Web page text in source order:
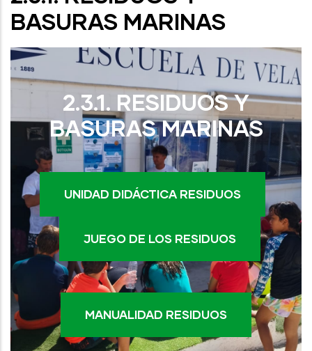
BASURAS MARINAS
2.3.1. RESIDUOS Y
BASURAS MARINAS
UNIDAD DIDÁCTICA RESIDUOS
JUEGO DE LOS RESIDUOS
MANUALIDAD RESIDUOS